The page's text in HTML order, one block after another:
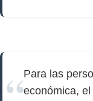
Para las
económica,